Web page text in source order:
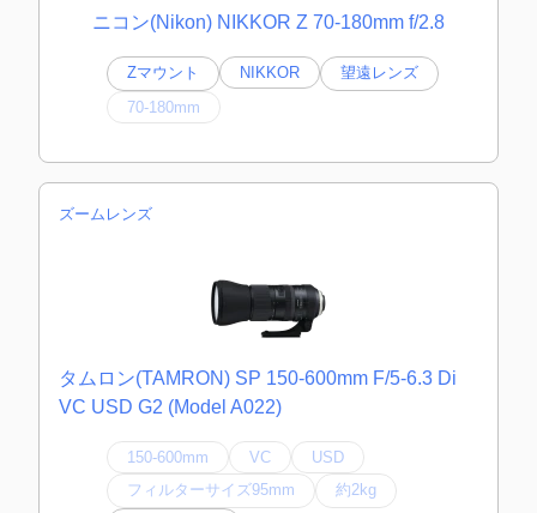
ニコン(Nikon) NIKKOR Z 70-180mm f/2.8
Zマウント NIKKOR
望遠レンズ
70-180mm
ズームレンズ
タムロン(TAMRON) SP 150-600mm F/5-6.3 Di
VC USD G2 (Model A022)
150-600mm VC
USD
フィルターサイズ95mm
約2kg